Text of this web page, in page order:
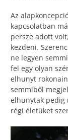
Az
kapcsolatban
persze adott
kezdeni.
ne legyen
fel egy olyan
elhunyt
semmiből
elhunytak pedig
régi életüket